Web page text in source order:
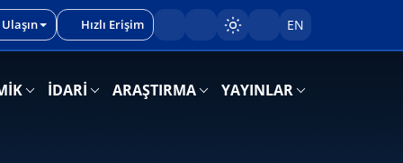
İDARİ ARAŞTIRMA YAYINLAR
Hızlı Erişim Sayfayı karart/aç
EN